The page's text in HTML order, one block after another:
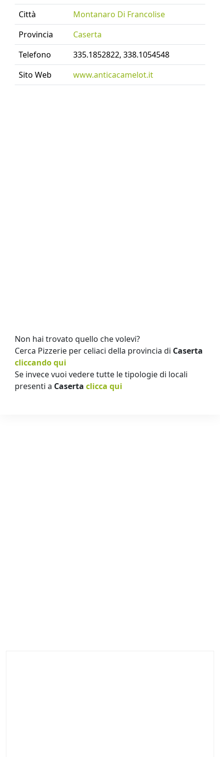
Città
Montanaro Di Francolise
Provincia
Caserta
Telefono
335.1852822, 338.1054548
Sito Web
www.anticacamelot.it
Non hai trovato quello che volevi?
Cerca Pizzerie per celiaci della provincia di Caserta
cliccando qui
Se invece vuoi vedere tutte le tipologie di locali
presenti a Caserta clicca qui